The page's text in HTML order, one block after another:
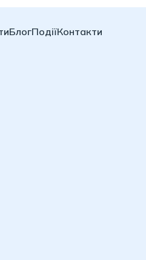
БлогПодіїКонтакти